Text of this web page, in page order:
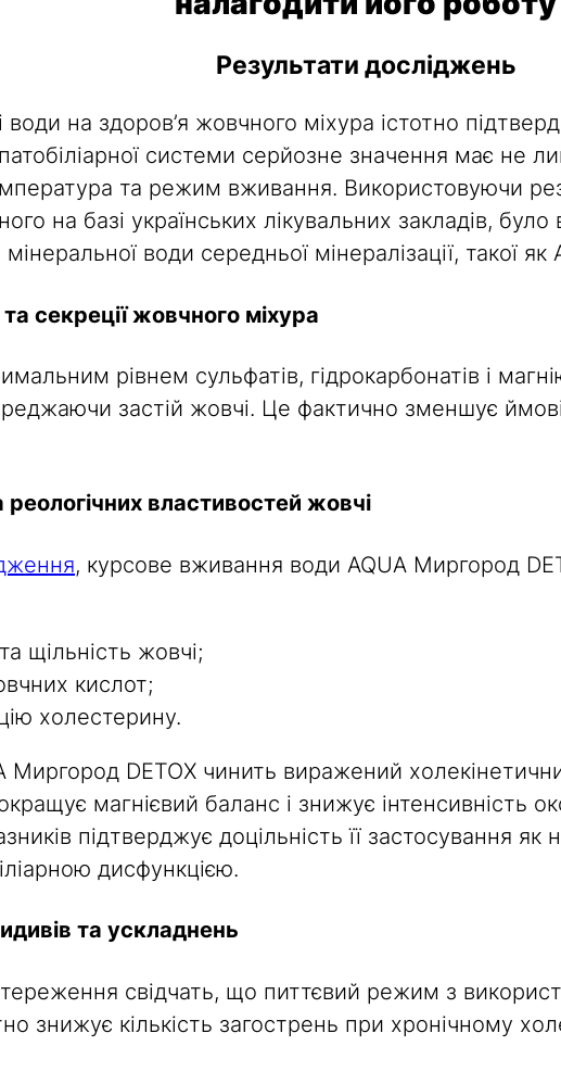
Результати досліджень
води на здоров’я жовчного міхура істотно
системи серйозне значення має не
та режим вживання. Використовуючи
на базі українських лікувальних закладів,
води середньої мінералізації, такої
секреції жовчного міхура
рівнем сульфатів, гідрокарбонатів і
застій жовчі. Це фактично зменшує
властивостей жовчі
, курсове вживання води AQUA Миргород
щільність жовчі;
кислот;
холестерину.
Миргород DETOX чинить виражений
магнієвий баланс і знижує інтенсивність
підтверджує доцільність її застосування
дисфункцією.
та ускладнень
свідчать, що питтєвий режим з
знижує кількість загострень при хронічному